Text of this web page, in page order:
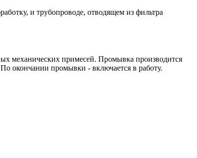
и трубопроводе, отводящем из фильтра
механических примесей. Промывка производится
окончании промывки - включается в работу.